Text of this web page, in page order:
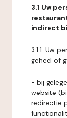
3.1 Uw
indirect
3.1.1. Uw
geheel of
- bij
website
redirectie